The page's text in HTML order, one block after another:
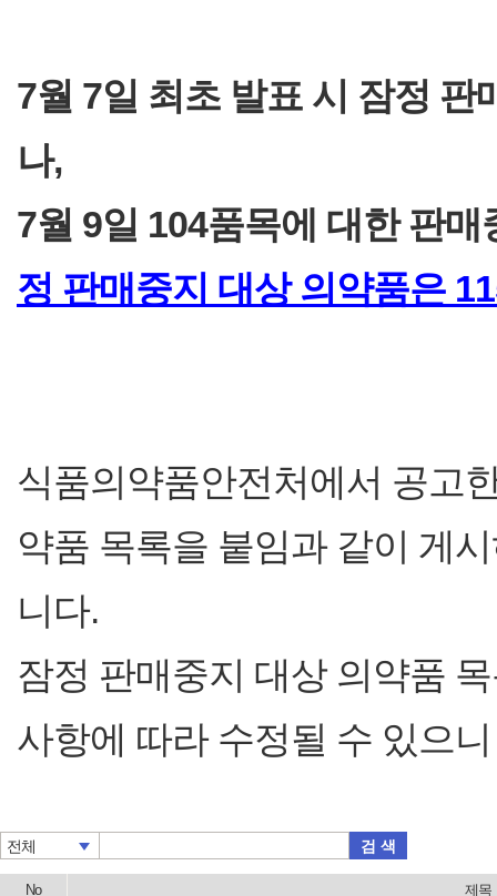
7월 7일 최초 발표 시 잠정
나,
7월 9일 104품목에 대한 판
정 판매중지 대상 의약품은
식품의약품안전처에서 공고
약품 목록을 붙임과 같이 게
니다.
잠정 판매중지 대상 의약품
사항에 따라 수정될 수 있으
전체 검 색
No 제목